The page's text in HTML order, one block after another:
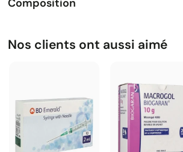
Composition
Nos clients ont aussi aimé